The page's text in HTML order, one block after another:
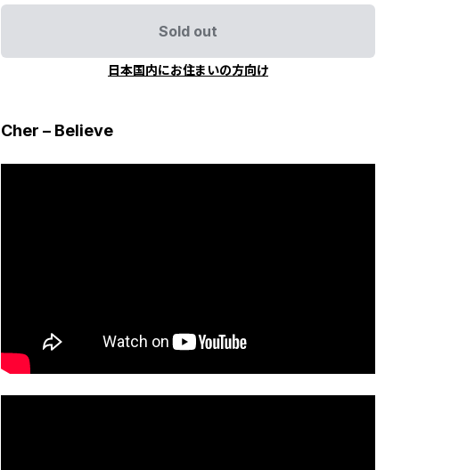
Sold out
日本国内にお住まいの方向け
Cher – Believe